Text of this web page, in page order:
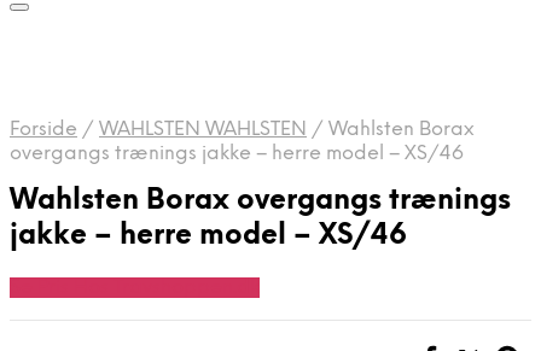
Forside / WAHLSTEN WAHLSTEN / Wahlsten Borax
overgangs trænings jakke – herre model – XS/46
Wahlsten Borax overgangs trænings
jakke – herre model – XS/46